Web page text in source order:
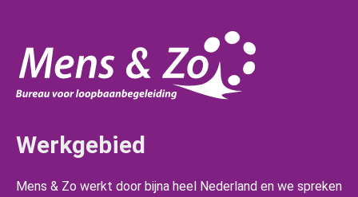
Werkgebied
Mens & Zo werkt door bijna heel Nederland en we spreken